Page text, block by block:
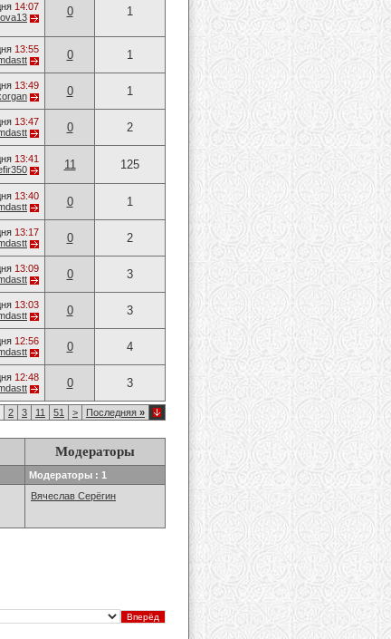
14:07
0 1
13:55
0 1
13:49
0 1
13:47
0 2
13:41
11 125
13:40
0 1
13:17
0 2
13:09
0 3
13:03
0 3
12:56
0 4
12:48
0 3
2 3 11 51 > Последняя »
Модераторы
Модераторы : 1
Вячеслав Серёгин